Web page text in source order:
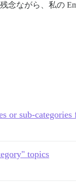
念ながら、私の
or sub-
topics